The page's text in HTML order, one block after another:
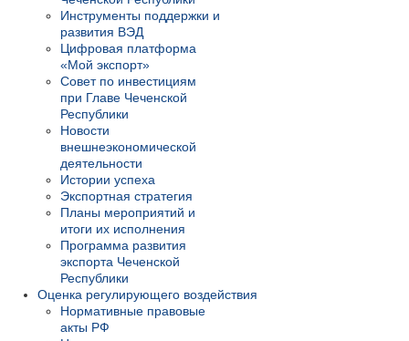
Инструменты поддержки и
развития ВЭД
Цифровая платформа
«Мой экспорт»
Совет по инвестициям
при Главе Чеченской
Республики
Новости
внешнеэкономической
деятельности
Истории успеха
Экспортная стратегия
Планы мероприятий и
итоги их исполнения
Программа развития
экспорта Чеченской
Республики
Оценка регулирующего воздействия
Нормативные правовые
акты РФ